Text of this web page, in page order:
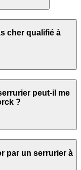
cher qualifié à
peut‑il me
?
par un serrurier à